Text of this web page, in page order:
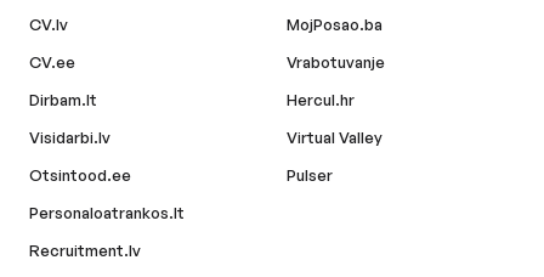
CV.lv
CV.ee
Dirbam.lt
Visidarbi.lv
Otsintood.ee
Personaloatrankos.lt
Recruitment.lv
MojPosao.ba
Vrabotuvanje
Hercul.hr
Virtual Valley
Pulser